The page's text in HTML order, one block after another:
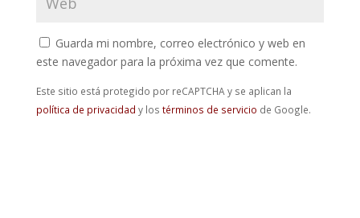
Guarda mi nombre, correo electrónico y web en
este navegador para la próxima vez que comente.
Este sitio está protegido por reCAPTCHA y se aplican la
política de privacidad y los términos de servicio de Google.